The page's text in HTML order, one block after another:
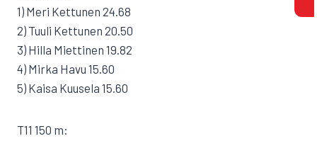
1) Meri Kettunen 24.68
2) Tuuli Kettunen 20.50
3) Hilla Miettinen 19.82
4) Mirka Havu 15.60
5) Kaisa Kuusela 15.60
T11 150 m: